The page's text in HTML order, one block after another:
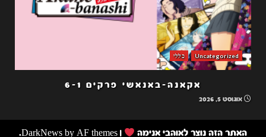
Uncategorized כללי
אקאנה-באנאשי פרקים 6-1
אוגוסט 5, 2026
האתר הזה נוצר לאוהבי אנימה |
DarkNewsby AF themes.